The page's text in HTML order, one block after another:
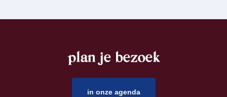
plan je bezoek
in onze agenda